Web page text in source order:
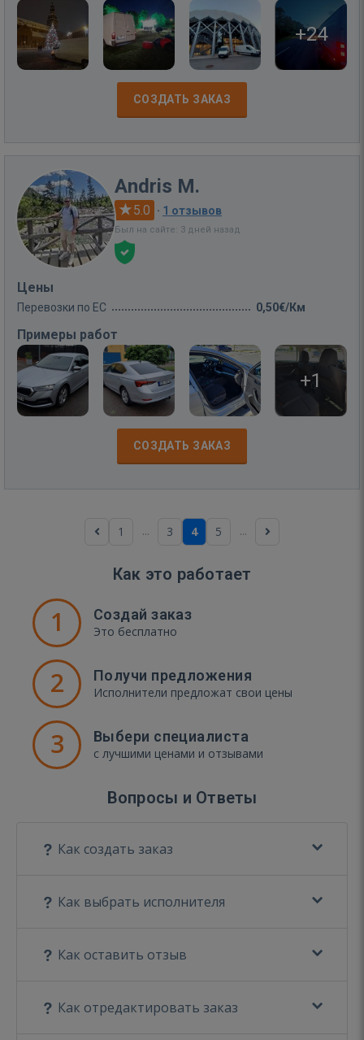
+24
СОЗДАТЬ ЗАКАЗ
Andris M.
5.0 · 1 отзывов
Был на сайте: 3 дней назад
Цены
Перевозки по ЕС 0,50€/Км
Примеры работ
+1
СОЗДАТЬ ЗАКАЗ
1 ... 3 4 5 ...
Как это работает
1 Создай заказ
Это бесплатно
2 Получи предложения
Исполнители предложат свои цены
3 Выбери специалиста
с лучшими ценами и отзывами
Вопросы и Ответы
Как создать заказ
Как выбрать исполнителя
Как оставить отзыв
Как отредактировать заказ